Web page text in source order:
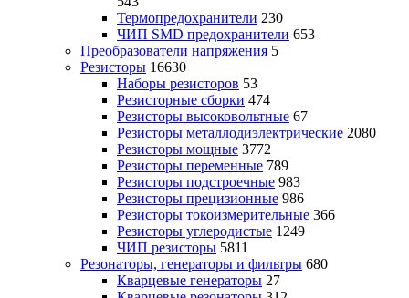
Термопредохранители 230
ЧИП SMD предохранители 653
Преобразователи напряжения 5
Резисторы 16630
Наборы резисторов 53
Резисторные сборки 474
Резисторы высоковольтные 67
Резисторы металлодиэлектрические 2080
Резисторы мощные 3772
Резисторы переменные 789
Резисторы подстроечные 983
Резисторы прецизионные 986
Резисторы токоизмерительные 366
Резисторы углеродистые 1249
ЧИП резисторы 5811
Резонаторы, генераторы и фильтры 680
Кварцевые генераторы 27